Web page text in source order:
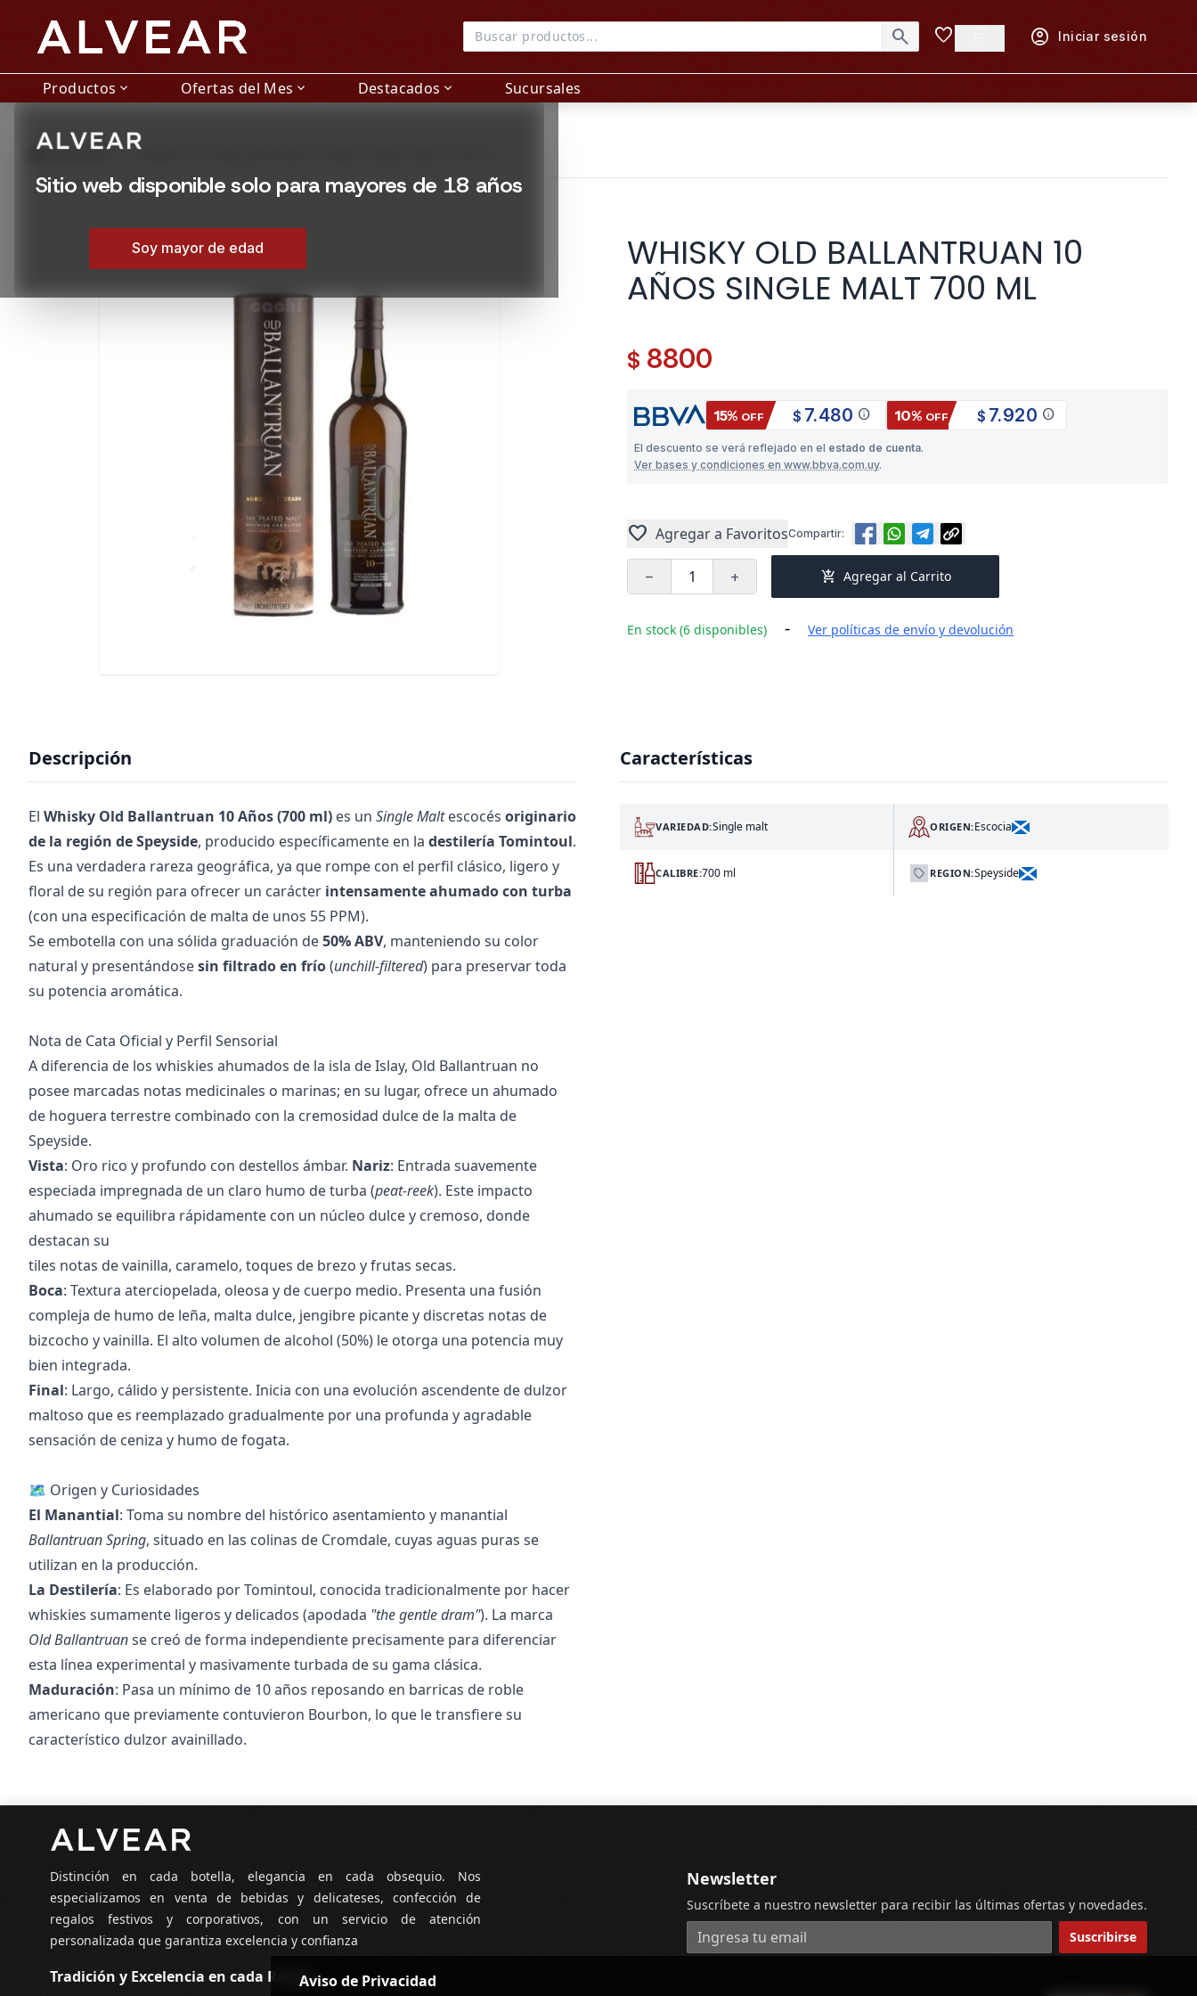
search favorite account_circle Iniciar sesión
Productos expand_more Ofertas del Mes expand_more Destacados expand_more Sucursales
Sitio web disponible solo para mayores de 18 años
Soy mayor de edad
grid_view Productos WHISKY OLD BALLANTRUAN 10 AÑOS SINGLE MALT 700 ML
WHISKY OLD BALLANTRUAN 10
AÑOS SINGLE MALT 700 ML
$ 8800
15% OFF $ 7.480 info 10% OFF $ 7.920 info
El descuento se verá reflejado en el estado de cuenta.
Ver bases y condiciones en www.bbva.com.uy.
Compartir:
favorite Agregar a Favoritos
remove add add_shopping_cart Agregar al Carrito
En stock (6 disponibles) - Ver políticas de envío y devolución
Descripción
El Whisky Old Ballantruan 10 Años (700 ml) es un Single Maltescocés originario
de la región de Speyside, producido específicamente en la destilería Tomintoul.
Es una verdadera rareza geográfica, ya que rompe con el perfil clásico, ligero y
floral de su región para ofrecer un carácter intensamente ahumado con turba
(con una especificación de malta de unos 55 PPM).
Se embotella con una sólida graduación de50% ABV, manteniendo su color
natural y presentándosesin filtrado en frío(unchill-filtered) para preservar toda
su potencia aromática.
Nota de Cata Oficial y Perfil Sensorial
A diferencia de los whiskies ahumados de la isla de Islay, Old Ballantruan no
posee marcadas notas medicinales o marinas; en su lugar, ofrece un ahumado
de hoguera terrestre combinado con la cremosidad dulce de la malta de
Speyside.
Vista: Oro rico y profundo con destellos ámbar. Nariz: Entrada suavemente
especiada impregnada de un claro humo de turba (peat-reek). Este impacto
ahumado se equilibra rápidamente con un núcleo dulce y cremoso, donde
destacan su
tiles notas de vainilla, caramelo, toques de brezo y frutas secas.
Boca: Textura aterciopelada, oleosa y de cuerpo medio. Presenta una fusión
compleja de humo de leña, malta dulce, jengibre picante y discretas notas de
bizcocho y vainilla. El alto volumen de alcohol (50%) le otorga una potencia muy
bien integrada.
Final: Largo, cálido y persistente. Inicia con una evolución ascendente de dulzor
maltoso que es reemplazado gradualmente por una profunda y agradable
sensación de ceniza y humo de fogata.
🗺️ Origen y Curiosidades
El Manantial: Toma su nombre del histórico asentamiento y manantial
Ballantruan Spring, situado en las colinas de Cromdale, cuyas aguas puras se
utilizan en la producción.
La Destilería: Es elaborado por Tomintoul, conocida tradicionalmente por hacer
whiskies sumamente ligeros y delicados (apodada "the gentle dram"). La marca
Old Ballantruanse creó de forma independiente precisamente para diferenciar
esta línea experimental y masivamente turbada de su gama clásica.
Maduración: Pasa un mínimo de 10 años reposando en barricas de roble
americano que previamente contuvieron Bourbon, lo que le transfiere su
característico dulzor avainillado.
Características
VARIEDAD:Single malt ORIGEN:Escocia
CALIBRE:700 ml REGION:Speyside
Aviso de Privacidad
Distinción en cada botella, elegancia en cada obsequio. Nos
especializamos en venta de bebidas y delicateses, confección de
regalos festivos y corporativos, con un servicio de atención
personalizada que garantiza excelencia y confianza
Tradición y Excelencia en cada Regalo
Newsletter
Suscríbete a nuestro newsletter para recibir las últimas ofertas y novedades.
Dirección de correo electrónico Suscribirse